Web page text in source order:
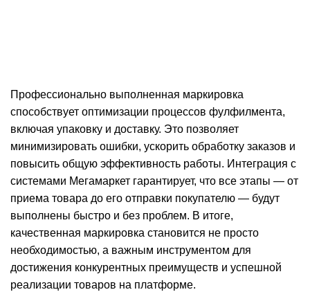
Профессионально выполненная маркировка
способствует оптимизации процессов фулфилмента,
включая упаковку и доставку. Это позволяет
минимизировать ошибки, ускорить обработку заказов и
повысить общую эффективность работы. Интеграция с
системами Мегамаркет гарантирует, что все этапы — от
приема товара до его отправки покупателю — будут
выполнены быстро и без проблем. В итоге,
качественная маркировка становится не просто
необходимостью, а важным инструментом для
достижения конкурентных преимуществ и успешной
реализации товаров на платформе.